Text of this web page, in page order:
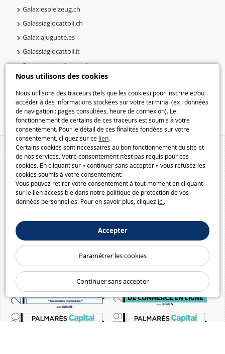
Nous utilisons des cookies
Nous utilisons des traceurs (tels que les cookies) pour inscrire et/ou
accéder à des informations stockées sur votre terminal (ex : données
de navigation : pages consultées, heure de connexion). Le
fonctionnement de certains de ces traceurs est soumis à votre
consentement. Pour le détail de ces finalités fondées sur votre
consentement, cliquez sur ce lien.
Certains cookies sont nécessaires au bon fonctionnement du site et
de nos services. Votre consentement n’est pas requis pour ces
cookies. En cliquant sur « continuer sans accepter » vous refusez les
cookies soumis à votre consentement.
Vous pouvez retirer votre consentement à tout moment en cliquant
sur le lien accessible dans notre politique de protection de vos
données personnelles. Pour en savoir plus, cliquez ici.
Accepter
Paramétrer les cookies
Continuer sans accepter
Galaxiespielzeug.ch
Galassiagiocattoli.ch
Galaxiajuguete.es
Galassiagiocattoli.it
Speelgoedmelkweg.nl
Galaxiespielzeug.be
Speelgoedmelkweg.be
Macway.com